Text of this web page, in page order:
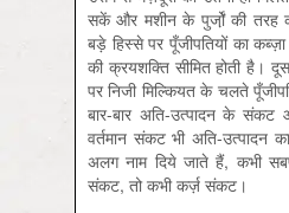
सकें और मशीन के पुर्जो़ं की
बड़े हिस्से पर पूँजीपतियों का
की क्रयशक्ति सीमित होती है।
पर निजी मिल्कियत के चलते
बार-बार अति-उत्पादन के संकट
वर्तमान संकट भी अति-
अलग नाम दिये जाते हैं, कभी
संकट, तो कभी कर्ज़ संकट।